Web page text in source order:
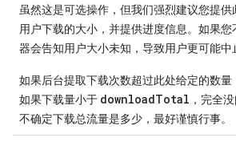
虽然这是可选操作，但我们强烈建议您提
用户下载的大小，并提供进度信息。如果
器会告知用户大小未知，导致用户更可能中
如果后台提取下载次数超过此处给定的数量
如果下载量小于 downloadTotal ，完全
不确定下载总流量是多少，最好谨慎行事。